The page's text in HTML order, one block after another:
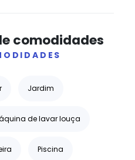
comodidades
Jardim
de lavar louça
Piscina